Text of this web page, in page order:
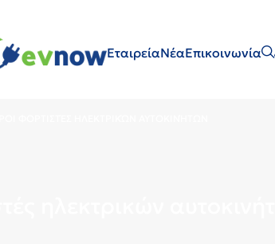
ΕταιρείαΝέαΕπικοινωνία